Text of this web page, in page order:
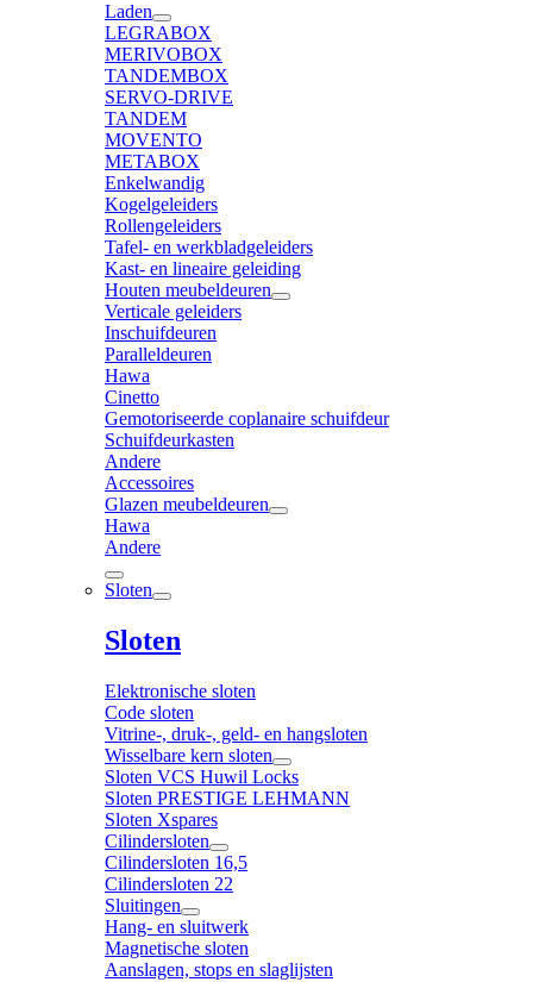
Laden
LEGRABOX
MERIVOBOX
TANDEMBOX
SERVO-DRIVE
TANDEM
MOVENTO
METABOX
Enkelwandig
Kogelgeleiders
Rollengeleiders
Tafel- en werkbladgeleiders
Kast- en lineaire geleiding
Houten meubeldeuren
Verticale geleiders
Inschuifdeuren
Paralleldeuren
Hawa
Cinetto
Gemotoriseerde coplanaire schuifdeur
Schuifdeurkasten
Andere
Accessoires
Glazen meubeldeuren
Hawa
Andere
Sloten
Sloten
Elektronische sloten
Code sloten
Vitrine-, druk-, geld- en hangsloten
Wisselbare kern sloten
Sloten VCS Huwil Locks
Sloten PRESTIGE LEHMANN
Sloten Xspares
Cilindersloten
Cilindersloten 16,5
Cilindersloten 22
Sluitingen
Hang- en sluitwerk
Magnetische sloten
Aanslagen, stops en slaglijsten